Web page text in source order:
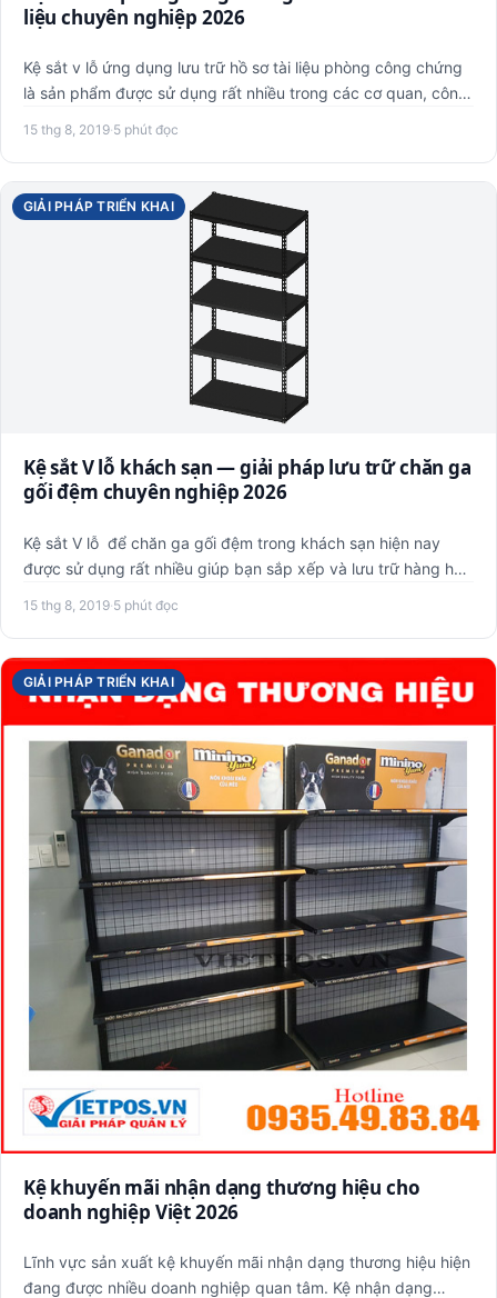
liệu chuyên nghiệp 2026
Kệ sắt v lỗ ứng dụng lưu trữ hồ sơ tài liệu phòng công chứng
là sản phẩm được sử dụng rất nhiều trong các cơ quan, công
15 thg 8, 2019·5 phút đọc
GIẢI PHÁP TRIỂN KHAI
Kệ sắt V lỗ khách sạn — giải pháp lưu trữ chăn ga
gối đệm chuyên nghiệp 2026
Kệ sắt V lỗ để chăn ga gối đệm trong khách sạn hiện nay
được sử dụng rất nhiều giúp bạn sắp xếp và lưu trữ hàng hóa
15 thg 8, 2019·5 phút đọc
GIẢI PHÁP TRIỂN KHAI
Kệ khuyến mãi nhận dạng thương hiệu cho
doanh nghiệp Việt 2026
Lĩnh vực sản xuất kệ khuyến mãi nhận dạng thương hiệu hiện
đang được nhiều doanh nghiệp quan tâm. Kệ nhận dạng